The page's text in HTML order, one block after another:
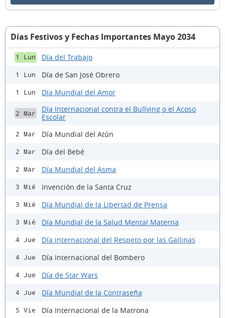
Días Festivos y Fechas Importantes Mayo 2034
1 Lun Día del Trabajo
1 Lun Día de San José Obrero
1 Lun Día Mundial del Amor
2 Mar
Día Internacional contra el Bullying o el Acoso
Escolar
2 Mar Día Mundial del Atún
2 Mar Día del Bebé
2 Mar Día Mundial del Asma
3 Mié Invención de la Santa Cruz
3 Mié Día Mundial de la Libertad de Prensa
3 Mié Día Mundial de la Salud Mental Materna
4 Jue Día internacional del Respeto por las Gallinas
4 Jue Día Internacional del Bombero
4 Jue Día de Star Wars
4 Jue Día Mundial de la Contraseña
5 Vie Día Internacional de la Matrona